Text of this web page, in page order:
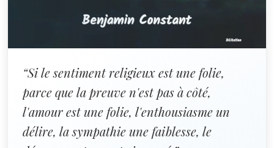
“Si le sentiment religieux est une folie,
parce que la preuve n'est pas à côté,
l'amour est une folie, l'enthousiasme un
délire, la sympathie une faiblesse, le